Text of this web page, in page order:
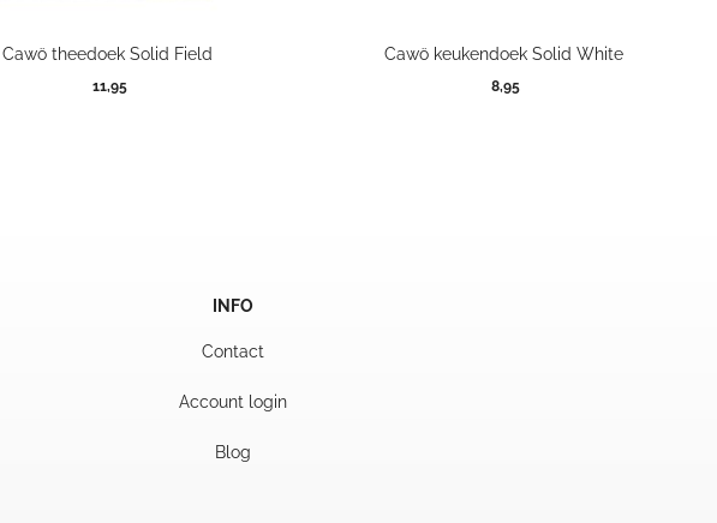
Cawö theedoek Solid Field
11,95
Cawö keukendoek Solid White
8,95
INFO
Contact
Account login
Blog